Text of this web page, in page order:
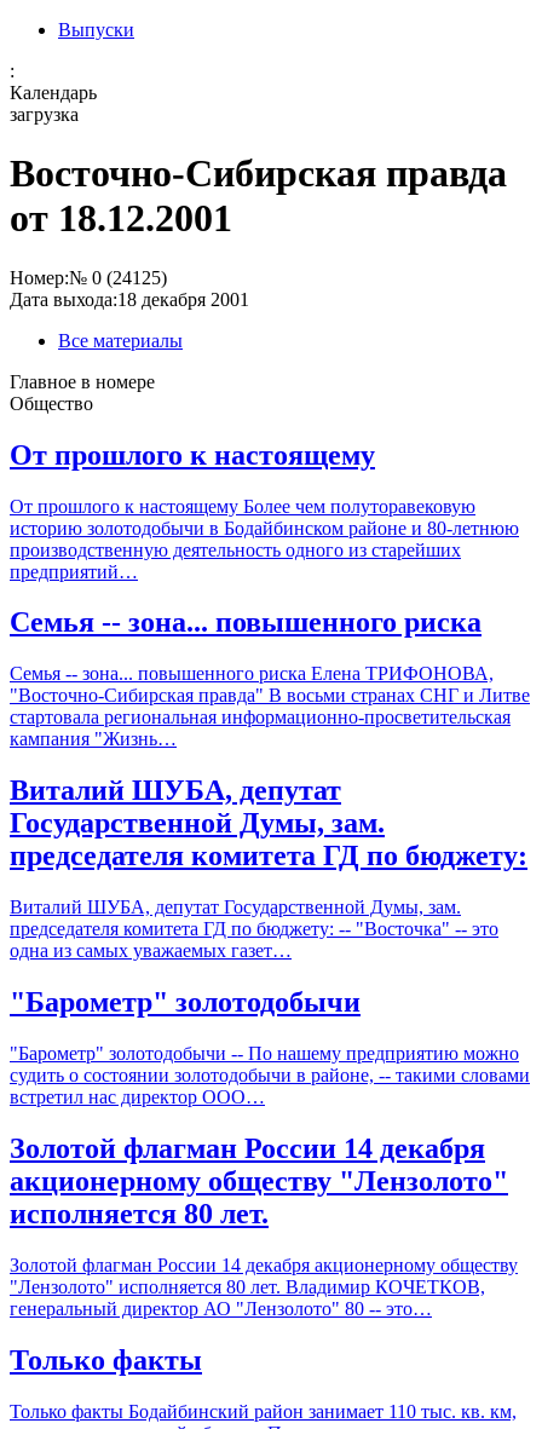
Выпуски
:
Календарь
загрузка
Восточно-Сибирская правда
от 18.12.2001
Номер:№ 0 (24125)
Дата выхода:18 декабря 2001
Все материалы
Главное в номере
Общество
От прошлого к настоящему
От прошлого к настоящему Более чем полуторавековую
историю золотодобычи в Бодайбинском районе и 80-летнюю
производственную деятельность одного из старейших
предприятий…
Семья -- зона... повышенного риска
Семья -- зона... повышенного риска Елена ТРИФОНОВА,
"Восточно-Сибирская правда" В восьми странах СНГ и Литве
стартовала региональная информационно-просветительская
кампания "Жизнь…
Виталий ШУБА, депутат
Государственной Думы, зам.
председателя комитета ГД по бюджету:
Виталий ШУБА, депутат Государственной Думы, зам.
председателя комитета ГД по бюджету: -- "Восточка" -- это
одна из самых уважаемых газет…
"Барометр" золотодобычи
"Барометр" золотодобычи -- По нашему предприятию можно
судить о состоянии золотодобычи в районе, -- такими словами
встретил нас директор ООО…
Золотой флагман России 14 декабря
акционерному обществу "Лензолото"
исполняется 80 лет.
Золотой флагман России 14 декабря акционерному обществу
"Лензолото" исполняется 80 лет. Владимир КОЧЕТКОВ,
генеральный директор АО "Лензолото" 80 -- это…
Только факты
Только факты Бодайбинский район занимает 110 тыс. кв. км,